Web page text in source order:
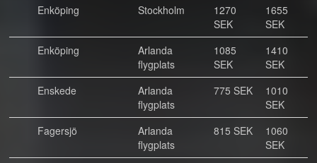
Enköping
Stockholm
1270
SEK
1655
SEK
Enköping
Arlanda
flygplats
1085
SEK
1410
SEK
Enskede
Arlanda
flygplats
775 SEK
1010
SEK
Fagersjö
Arlanda
flygplats
815 SEK
1060
SEK